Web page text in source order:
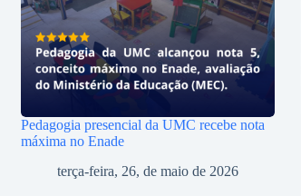
Pedagogia presencial da UMC recebe nota
máxima no Enade
terça-feira, 26, de maio de 2026